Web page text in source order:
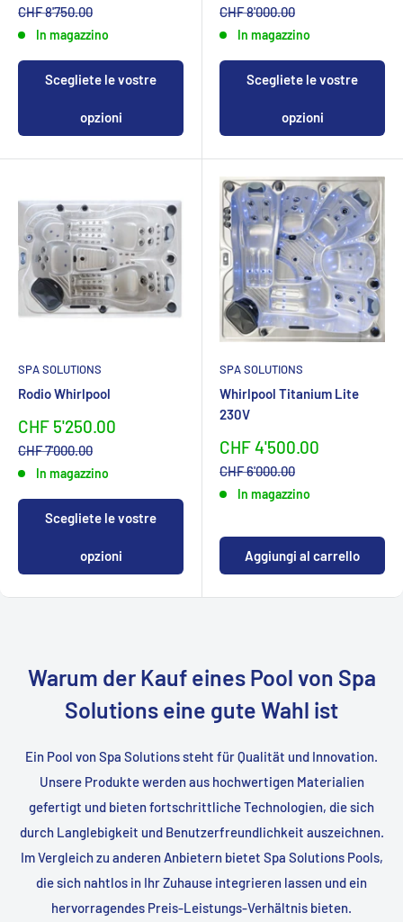
Normalpreis
CHF 8'750.00
In magazzino
Scegliete le vostre
opzioni
Normalpreis
CHF 8'000.00
In magazzino
Scegliete le vostre
opzioni
SPA SOLUTIONS
Rodio Whirlpool
Sonderpreis
CHF 5'250.00
Normalpreis
CHF 7'000.00
In magazzino
Scegliete le vostre
opzioni
SPA SOLUTIONS
Whirlpool Titanium Lite
230V
Sonderpreis
CHF 4'500.00
Normalpreis
CHF 6'000.00
In magazzino
Aggiungi al carrello
Warum der Kauf eines Pool von Spa
Solutions eine gute Wahl ist
Ein Pool von Spa Solutions steht für Qualität und Innovation.
Unsere Produkte werden aus hochwertigen Materialien
gefertigt und bieten fortschrittliche Technologien, die sich
durch Langlebigkeit und Benutzerfreundlichkeit auszeichnen.
Im Vergleich zu anderen Anbietern bietet Spa Solutions Pools,
die sich nahtlos in Ihr Zuhause integrieren lassen und ein
hervorragendes Preis-Leistungs-Verhältnis bieten.